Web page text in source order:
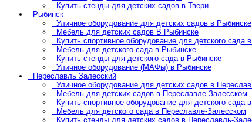
Купить стенды для детских садов в Твери
Рыбинск
Уличное оборудование для детских садов в Рыбинске
Мебель для детских садов В Рыбинске
Купить спортивное оборудование для детского сада
Мебель для детского сада в Рыбинске
Купить стенды для детского сада в Рыбинске
Уличное оборудование (МАФы) в Рыбинске
Переславль Залесский
Уличное оборудование для детских садов в
Мебель для детских садов в Переславле Залесском
Купить спортивное оборудование для детского сада
Мебель для детского сада в Переславле-Залесском
Купить стенды для детских садов в Переславль-